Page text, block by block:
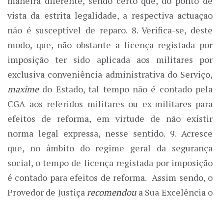
vista da estrita legalidade, a respectiva actuação
não é susceptível de reparo. 8. Verifica-se, deste
modo, que, não obstante a licença registada por
imposição ter sido aplicada aos militares por
exclusiva conveniência administrativa do Serviço,
maximedo Estado, tal tempo não é contado pela
CGA aos referidos militares ou ex-militares para
efeitos de reforma, em virtude de não existir
norma legal expressa, nesse sentido. 9. Acresce
que, no âmbito do regime geral da segurança
social, o tempo de licença registada por imposição
é contado para efeitos de reforma. Assim sendo, o
Provedor de Justiça recomendou a Sua Excelência o